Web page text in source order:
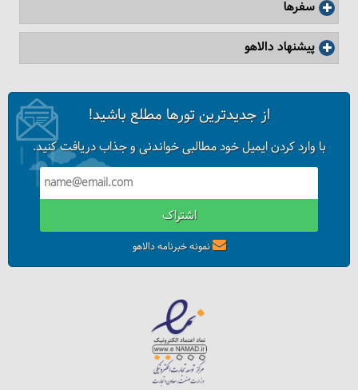
سفرها
پیشنهاد دالاهو
از جدیدترین تورها مطلع باشید!
با وارد کردن ایمیل خود مطالبی خواندنی و جذاب دریافت کنید.
اشتراک
نمونه خبرنامه دالاهو